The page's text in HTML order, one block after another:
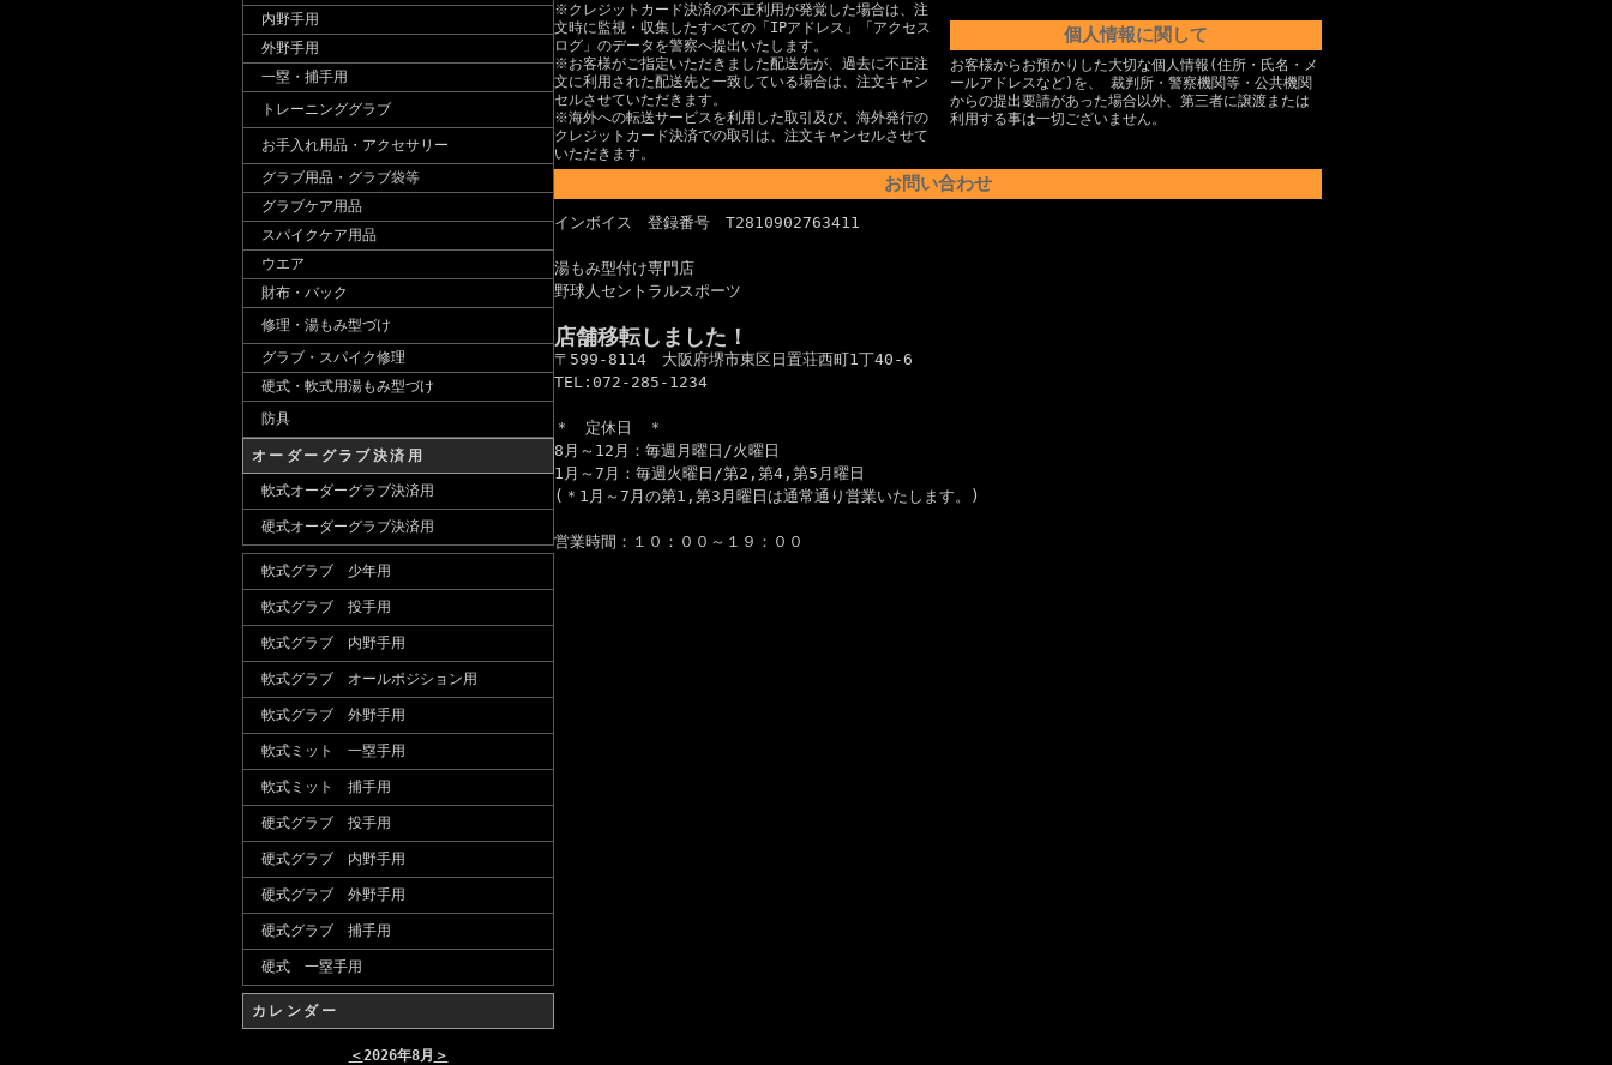
内野手用
外野手用
一塁・捕手用
トレーニンググラブ
お手入れ用品・アクセサリー
グラブ用品・グラブ袋等
グラブケア用品
スパイクケア用品
ウエア
財布・バック
修理・湯もみ型づけ
グラブ・スパイク修理
硬式・軟式用湯もみ型づけ
防具
オーダーグラブ決済用
軟式オーダーグラブ決済用
硬式オーダーグラブ決済用
軟式グラブ 少年用
軟式グラブ 投手用
軟式グラブ 内野手用
軟式グラブ オールポジション用
軟式グラブ 外野手用
軟式ミット 一塁手用
軟式ミット 捕手用
硬式グラブ 投手用
硬式グラブ 内野手用
硬式グラブ 外野手用
硬式グラブ 捕手用
硬式 一塁手用
カレンダー
＜2026年8月 ＞
※クレジットカード決済の不正利用が発覚した場合は、注
文時に監視・収集したすべての「IPアドレス」「アクセス
ログ」のデータを警察へ提出いたします。
※お客様がご指定いただきました配送先が、過去に不正注
文に利用された配送先と一致している場合は、注文キャン
セルさせていただきます。
※海外への転送サービスを利用した取引及び、海外発行の
クレジットカード決済での取引は、注文キャンセルさせて
いただきます。
個人情報に関して
お客様からお預かりした大切な個人情報(住所・氏名・メ
ールアドレスなど)を、 裁判所・警察機関等・公共機関
からの提出要請があった場合以外、第三者に譲渡または
利用する事は一切ございません。
お問い合わせ
インボイス 登録番号 T2810902763411
湯もみ型付け専門店
野球人セントラルスポーツ
店舗移転しました！
〒599-8114 大阪府堺市東区日置荘西町1丁40-6
TEL:072-285-1234
＊ 定休日 ＊
8月～12月：毎週月曜日/火曜日
1月～7月：毎週火曜日/第2,第4,第5月曜日
(＊1月～7月の第1,第3月曜日は通常通り営業いたします。)
営業時間：１０：００～１９：００